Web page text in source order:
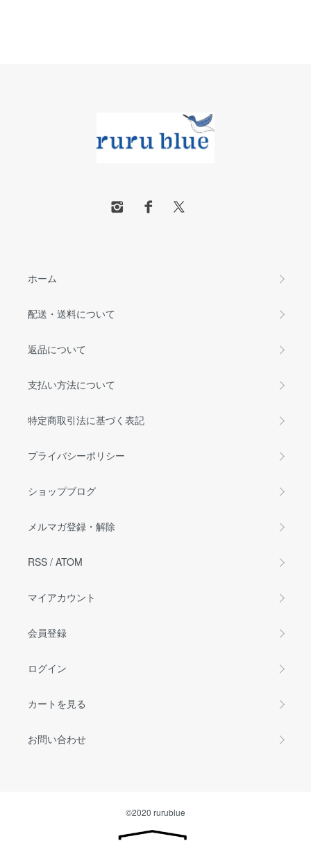
ホーム
配送・送料について
返品について
支払い方法について
特定商取引法に基づく表記
プライバシーポリシー
ショップブログ
メルマガ登録・解除
RSS / ATOM
マイアカウント
会員登録
ログイン
カートを見る
お問い合わせ
©2020 rurublue